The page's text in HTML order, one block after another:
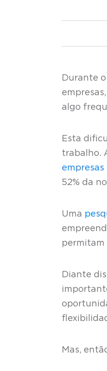
Durante
algo
Esta
trabalho.
empresas
52% da
Uma
permitam
Diante
Mas,